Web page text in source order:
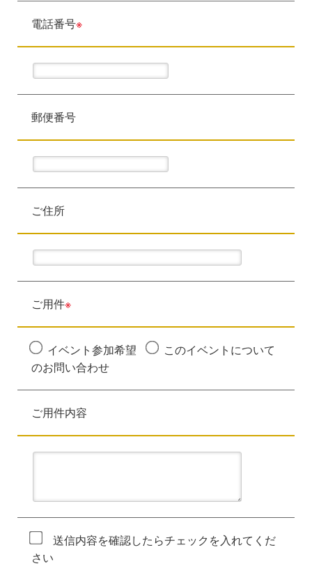
電話番号※
郵便番号
ご住所
ご用件※
イベント参加希望
このイベントについて
のお問い合わせ
ご用件内容
送信内容を確認したらチェックを入れてくだ
さい